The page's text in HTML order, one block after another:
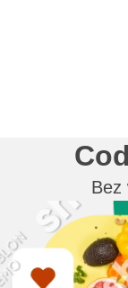
Bez